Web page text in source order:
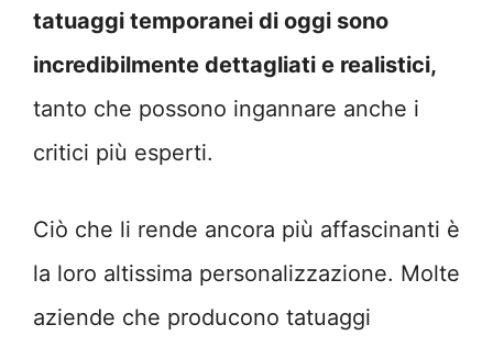
tatuaggi temporanei di oggi sono
incredibilmente dettagliati e realistici,
tanto che possono ingannare anche i
critici più esperti.
Ciò che li rende ancora più affascinanti è
la loro altissima personalizzazione. Molte
aziende che producono tatuaggi